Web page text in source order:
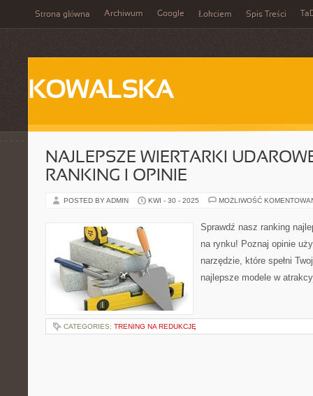
Strona główna Archiwum Google Łokciem Spis Treści
KOWALSKA
NAJLEPSZE WIERTARKI
RANKING I OPINIE
POSTED BY ADMIN KWI - 30 - 2025 MOŻLIWOŚĆ
Sprawdź nasz ranking
na rynku! Poznaj opinie
narzędzie, które spełni
najlepsze modele w
CATEGORIES: TRENING NA REDUKCJĘ